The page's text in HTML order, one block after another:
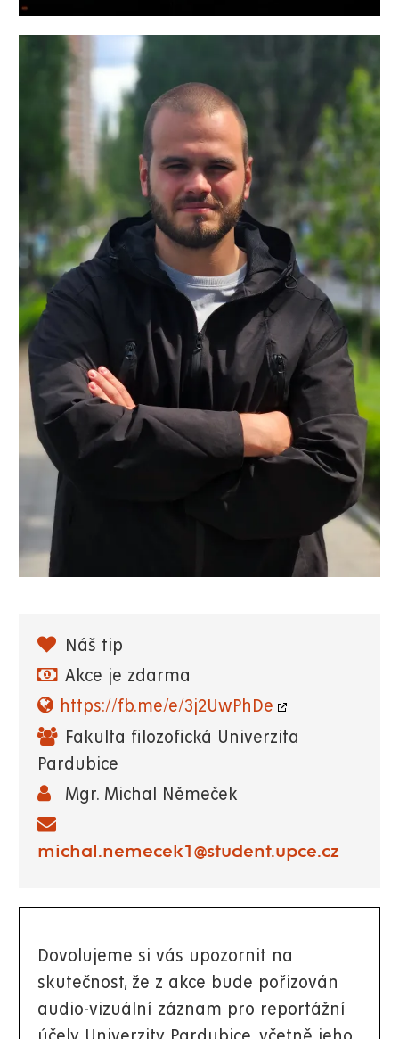
Náš tip
Akce je zdarma
https://fb.me/e/3j2UwPhDe
Fakulta filozofická Univerzita
Pardubice
Mgr. Michal Němeček
michal.nemecek1@student.upce.cz
Dovolujeme si vás upozornit na
skutečnost, že z akce bude pořizován
audio-vizuální záznam pro reportážní